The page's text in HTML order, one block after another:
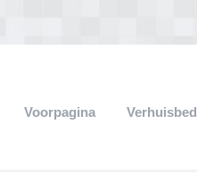
Voorpagina